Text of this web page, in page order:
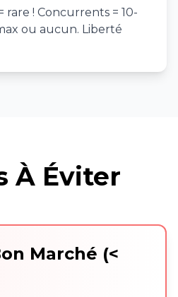
rare ! Concurrents = 10-
ou aucun. Liberté
À Éviter
Marché (<